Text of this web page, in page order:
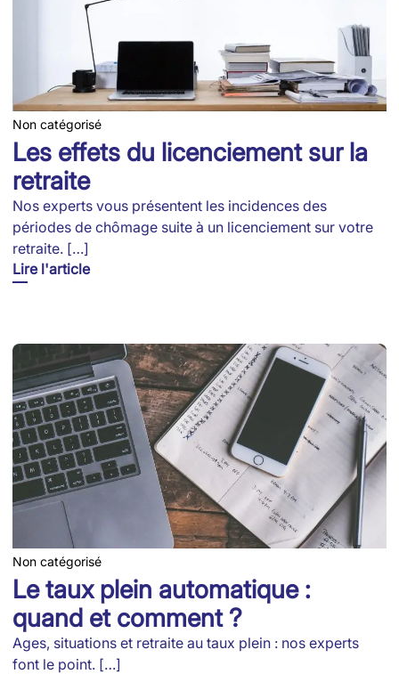
Non catégorisé
Les effets du licenciement sur la
retraite
Nos experts vous présentent les incidences des
périodes de chômage suite à un licenciement sur votre
retraite. […]
Lire l'article
Non catégorisé
Le taux plein automatique :
quand et comment ?
Ages, situations et retraite au taux plein : nos experts
font le point. […]